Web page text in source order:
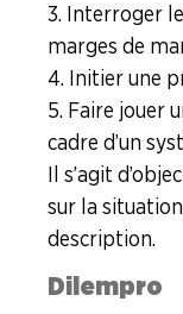
3. Interroger
marges de
4. Initier une
5. Faire jouer
cadre d’un
Il s’agit
sur la
description.
Dilempro